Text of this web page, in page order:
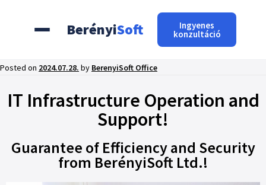
BerényiSoft Ingyenes
konzultáció
Posted on 2024.07.28. by BerenyiSoft Office
IT Infrastructure Operation and
Support!
Guarantee of Efficiency and Security
from BerényiSoft Ltd.!